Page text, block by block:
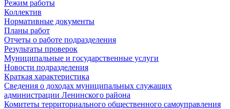
Режим работы
Коллектив
Нормативные документы
Планы работ
Отчеты о работе подразделения
Результаты проверок
Муниципальные и государственные услуги
Новости подразделения
Краткая характеристика
Сведения о доходах муниципальных служащих
администрации Ленинского района
Комитеты территориального общественного самоуправления